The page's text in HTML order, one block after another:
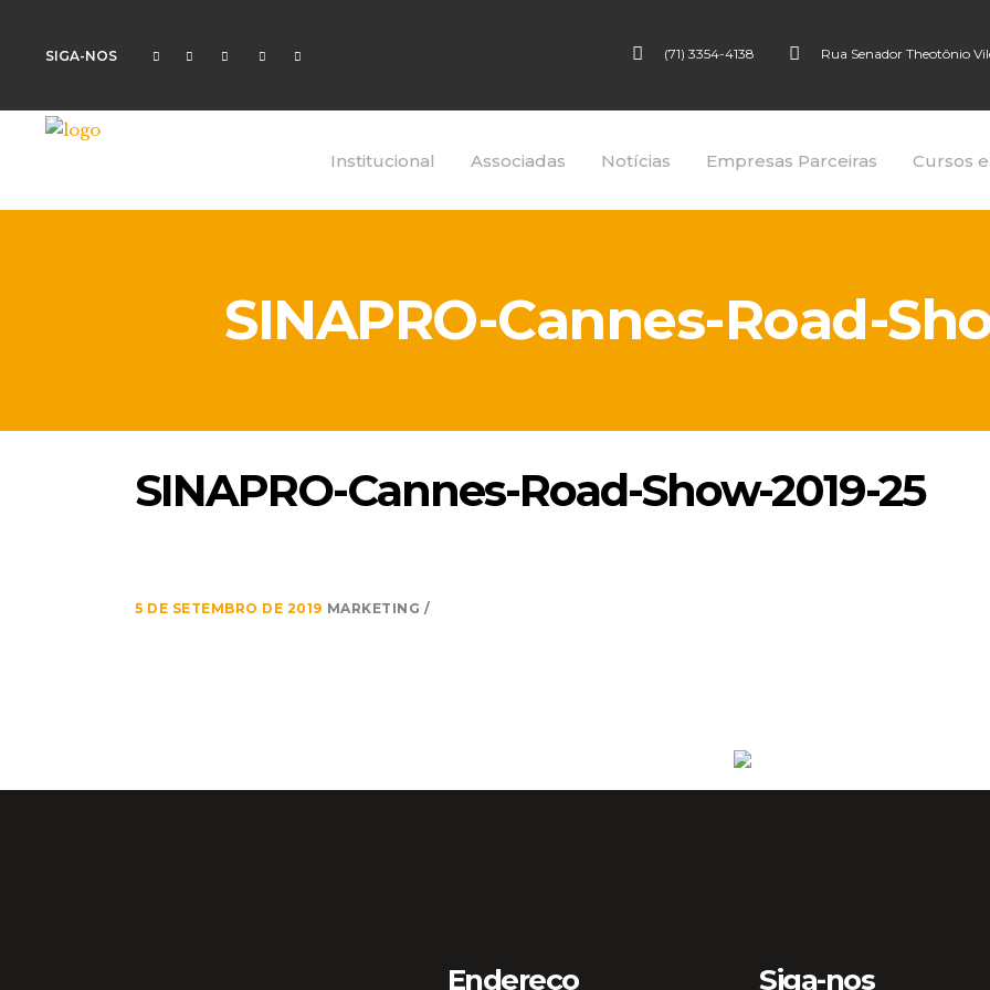
SIGA-NOS (71) 3354-4138 Rua Senador Theotônio
Institucional Associadas Notícias Empresas Parceiras Cursos
SINAPRO-Cannes-Road-
SINAPRO-Cannes-Road-Show-2019-25
5 DE SETEMBRO DE 2019 MARKETING
Endereço Siga-nos